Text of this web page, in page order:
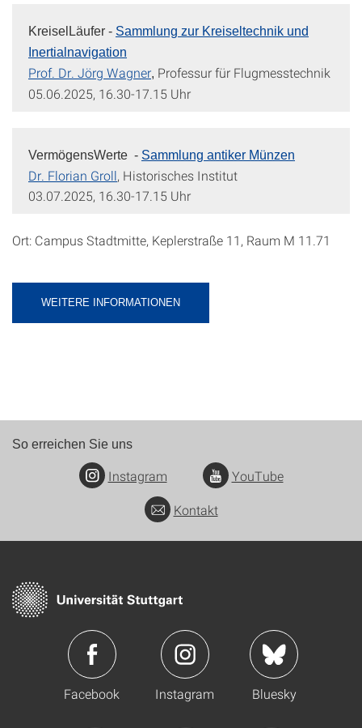
KreiselLäufer - Sammlung zur Kreiseltechnik und
Inertialnavigation
Prof. Dr. Jörg Wagner, Professur für Flugmesstechnik
05.06.2025, 16.30-17.15 Uhr
VermögensWerte - Sammlung antiker Münzen
Dr. Florian Groll, Historisches Institut
03.07.2025, 16.30-17.15 Uhr
Ort: Campus Stadtmitte, Keplerstraße 11, Raum M 11.71
WEITERE INFORMATIONEN
So erreichen Sie uns
Instagram
YouTube
Kontakt
Facebook Instagram Bluesky